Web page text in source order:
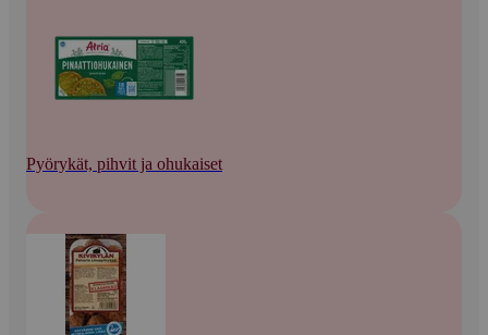
Pyörykät, pihvit ja ohukaiset